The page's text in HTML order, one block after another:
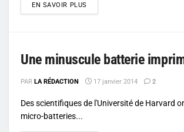
EN SAVOIR PLUS
Une minuscule batterie
PAR LA RÉDACTION 17 janvier 2014 2
Des scientifiques de l'Université de Harvard
micro-batteries...